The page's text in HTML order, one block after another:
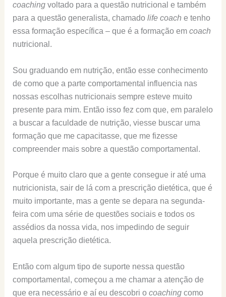
coachingvoltado para a questão nutricional e também
para a questão generalista, chamado life coach e tenho
essa formação específica – que é a formação em coach
nutricional.
Sou graduando em nutrição, então esse conhecimento
de como que a parte comportamental influencia nas
nossas escolhas nutricionais sempre esteve muito
presente para mim. Então isso fez com que, em paralelo
a buscar a faculdade de nutrição, viesse buscar uma
formação que me capacitasse, que me fizesse
compreender mais sobre a questão comportamental.
Porque é muito claro que a gente consegue ir até uma
nutricionista, sair de lá com a prescrição dietética, que é
muito importante, mas a gente se depara na segunda-
feira com uma série de questões sociais e todos os
assédios da nossa vida, nos impedindo de seguir
aquela prescrição dietética.
Então com algum tipo de suporte nessa questão
comportamental, começou a me chamar a atenção de
que era necessário e aí eu descobri o coachingcomo